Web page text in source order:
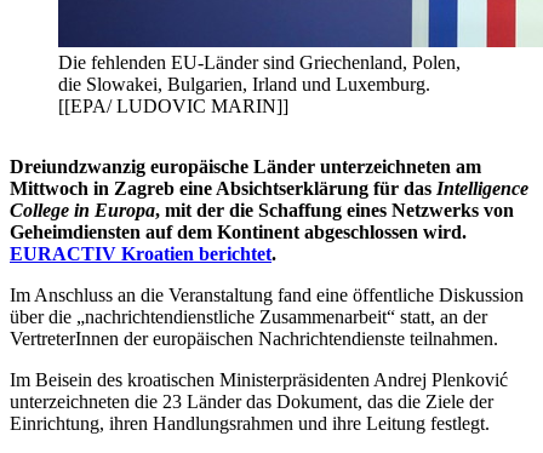
Die fehlenden EU-Länder sind Griechenland, Polen,
die Slowakei, Bulgarien, Irland und Luxemburg.
[[EPA/ LUDOVIC MARIN]]
Dreiundzwanzig europäische Länder unterzeichneten am
Mittwoch in Zagreb eine Absichtserklärung für das Intelligence
College in Europa, mit der die Schaffung eines Netzwerks von
Geheimdiensten auf dem Kontinent abgeschlossen wird.
EURACTIV Kroatien berichtet.
Im Anschluss an die Veranstaltung fand eine öffentliche Diskussion
über die „nachrichtendienstliche Zusammenarbeit“ statt, an der
VertreterInnen der europäischen Nachrichtendienste teilnahmen.
Im Beisein des kroatischen Ministerpräsidenten Andrej Plenković
unterzeichneten die 23 Länder das Dokument, das die Ziele der
Einrichtung, ihren Handlungsrahmen und ihre Leitung festlegt.